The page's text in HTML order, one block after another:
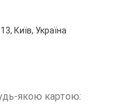
Київ, Україна
якою картою: